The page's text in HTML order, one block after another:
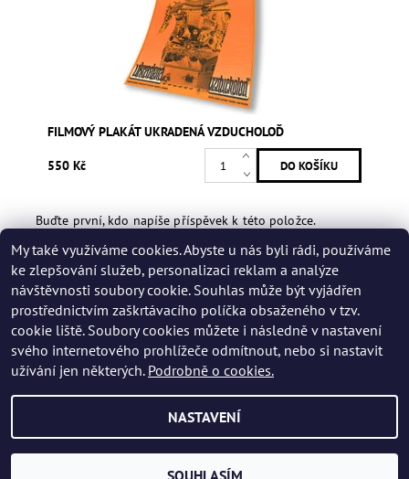
FILMOVÝ PLAKÁT UKRADENÁ VZDUCHOLOĎ
550 Kč
Buďte první, kdo napíše příspěvek k této položce.
Přidat hodnocení
2026 © Muzeum Karla Zemana, všechna práva vyhrazena
Vytvořil Shoptet
My také využíváme cookies. Abyste u nás byli rádi, používáme
ke zlepšování služeb, personalizaci reklam a analýze
návštěvnosti soubory cookie. Souhlas může být vyjádřen
prostřednictvím zaškrtávacího políčka obsaženého v tzv.
cookie liště. Soubory cookies můžete i následně v nastavení
svého internetového prohlížeče odmítnout, nebo si nastavit
užívání jen některých. Podrobně o cookies.
NASTAVENÍ
SOUHLASÍM